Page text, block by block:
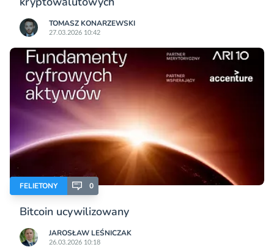
TOMASZ KONARZEWSKI
27.03.2026 10:42
FELIETONY 0
Bitcoin ucywilizowany
JAROSŁAW LEŚNICZAK
26.03.2026 10:18